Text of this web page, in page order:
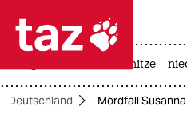
 taz zahl
taz zahl ich
hitze
Deutschland Mordfall